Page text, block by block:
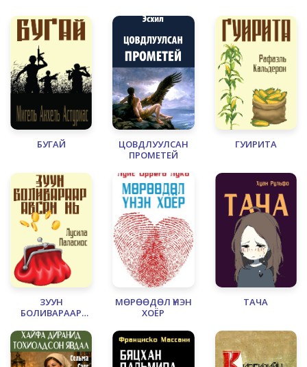
БУГАЙ
ЦОВДЛУУЛСАН
ПРОМЕТЕЙ
ГУИРИТА
ЗУУН
БОЛИВАРААР
МӨРӨӨДӨЛ ҮНЭН
ХОЁР
ТАЧА